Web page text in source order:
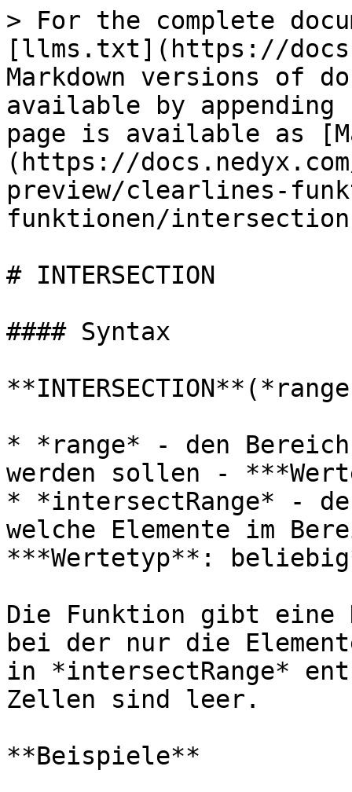
> For the complete
[llms.txt](https://
Markdown versions of
available by
page is available as
(https://
preview/clearlines-
funktionen/
# INTERSECTION
#### Syntax
* *range* - den
werden sollen -
* *intersectRange* -
welche Elemente im
***Wertetyp**:
Die Funktion gibt eine
bei der nur die
in *intersectRange*
Zellen sind leer.
**Beispiele**